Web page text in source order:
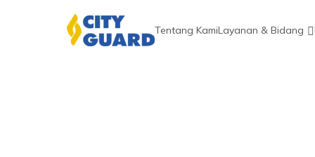
Tentang KamiLayanan & Bidang